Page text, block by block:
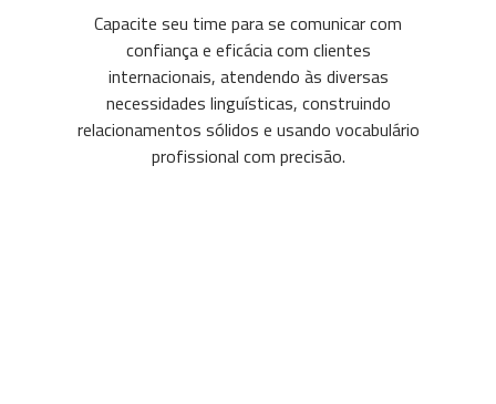
Capacite seu time para se comunicar com
confiança e eficácia com clientes
internacionais, atendendo às diversas
necessidades linguísticas, construindo
relacionamentos sólidos e usando vocabulário
profissional com precisão.